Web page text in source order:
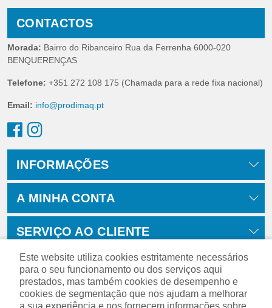
CONTACTOS
Morada: Bairro do Ribanceiro Rua da Ferrenha 6000-020
BENQUERENÇAS
Telefone: +351 272 108 175 (Chamada para a rede fixa nacional)
Email: info@prodimaq.pt
INFORMAÇÕES
A MINHA CONTA
SERVIÇO AO CLIENTE
Este website utiliza cookies estritamente necessários
para o seu funcionamento ou dos serviços aqui
prestados, mas também cookies de desempenho e
cookies de segmentação que nos ajudam a melhorar
a sua experiência e nos fornecem informações sobre